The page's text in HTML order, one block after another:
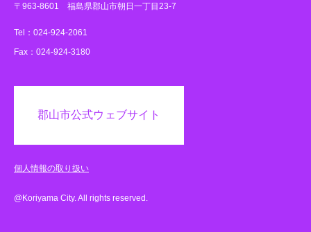
〒963-8601 福島県郡山市朝日一丁目23-7
Tel：024-924-2061
Fax：024-924-3180
郡山市公式ウェブサイト
個人情報の取り扱い
@Koriyama City. All rights reserved.